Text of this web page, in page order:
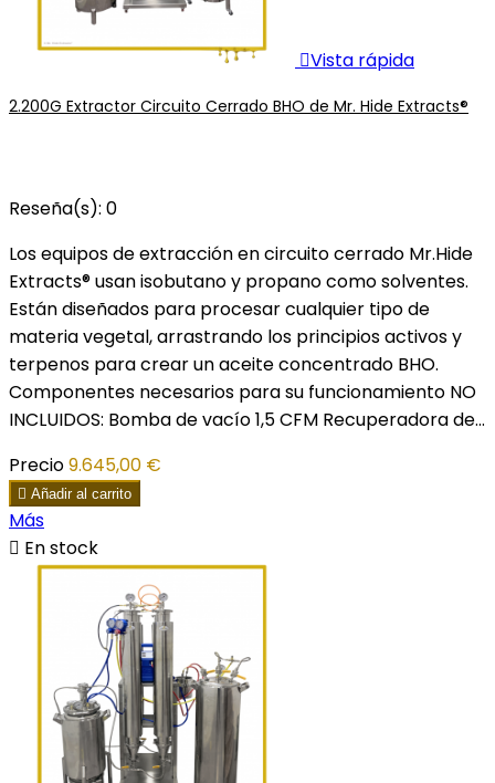
Vista rápida
2.200G Extractor Circuito Cerrado BHO de Mr. Hide Extracts®
Reseña(s): 0
Los equipos de extracción en circuito cerrado Mr.Hide
Extracts® usan isobutano y propano como solventes.
Están diseñados para procesar cualquier tipo de
materia vegetal, arrastrando los principios activos y
terpenos para crear un aceite concentrado BHO.
Componentes necesarios para su funcionamiento NO
INCLUIDOS: Bomba de vacío 1,5 CFM Recuperadora de...
Precio9.645,00 €
 Añadir al carrito
Más
 En stock